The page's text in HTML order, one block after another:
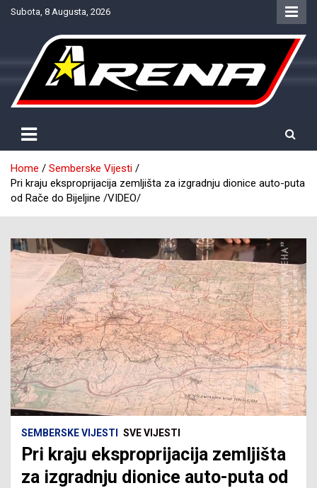
SkipSubota, 8 Augusta, 2026
NTV Arena
Home
Semberske Vijesti
Pri kraju eksproprijacija zemljišta za izgradnju dionice auto-puta
od Rače do Bijeljine /VIDEO/
SEMBERSKE VIJESTI SVE VIJESTI
Pri kraju eksproprijacija zemljišta
za izgradnju dionice auto-puta od